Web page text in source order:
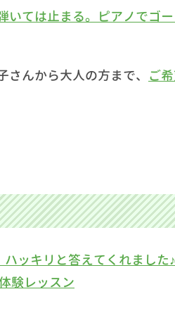
いては止まる。ピアノでゴ
んから大人の方まで、 ご
ッキリと答えてくれました
験レッスン